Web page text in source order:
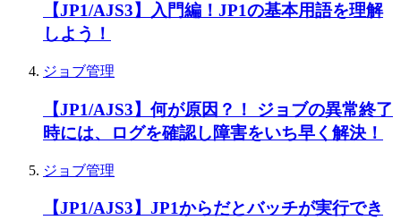
【JP1/AJS3】入門編！JP1の基本用語を理解
しよう！
ジョブ管理
【JP1/AJS3】何が原因？！ ジョブの異常終了
時には、ログを確認し障害をいち早く解決！
ジョブ管理
【JP1/AJS3】JP1からだとバッチが実行でき